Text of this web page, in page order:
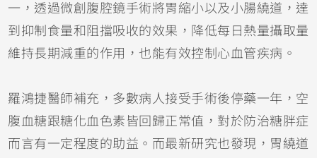
一，透過微創腹腔鏡手術將胃縮小以及小腸繞道，達
到抑制食量和阻擋吸收的效果，降低每日熱量攝取量
維持長期減重的作用，也能有效控制心血管疾病。
羅鴻捷醫師補充，多數病人接受手術後停藥一年，空
腹血糖跟糖化血色素皆回歸正常值，對於防治糖胖症
而言有一定程度的助益。而最新研究也發現，胃繞道